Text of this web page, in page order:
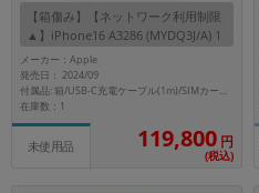
【箱傷み】【ネットワーク利用制限
▲】iPhone16 A3286 (MYDQ3J/A) 1
28GB ブラック 【au版SIMフリー】
メーカー：Apple
発売日： 2024/09
付属品: 箱/USB-C充電ケーブル(1m)/SIMカードツール
在庫数：1
未使用品 119,800 円
(税込)
OSの絞り込み
メモリ
~
容量